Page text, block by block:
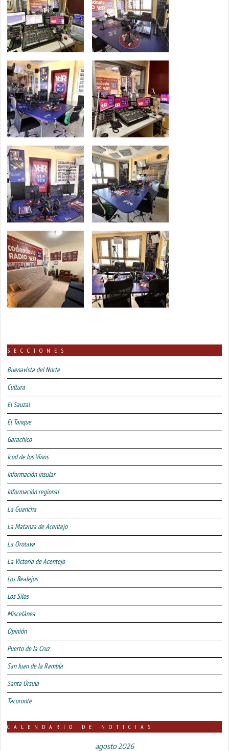
SECCIONES
Buenavista del Norte
Cultura
El Sauzal
El Tanque
Garachico
Icod de los Vinos
Información insular
Información regional
La Guancha
La Matanza de Acentejo
La Orotava
La Victoria de Acentejo
Los Realejos
Los Silos
Miscelánea
Opinión
Puerto de la Cruz
San Juan de la Rambla
Santa Úrsula
Tacoronte
CALENDARIO DE NOTICIAS
agosto 2026